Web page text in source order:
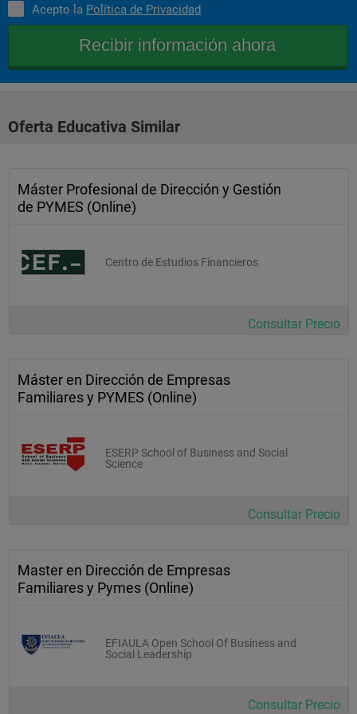
Acepto la Política de Privacidad
Oferta Educativa Similar
Máster Profesional de Dirección y Gestión
de PYMES (Online)
Centro de Estudios Financieros
Consultar Precio
Máster en Dirección de Empresas
Familiares y PYMES (Online)
ESERP School of Business and Social
Science
Consultar Precio
Master en Dirección de Empresas
Familiares y Pymes (Online)
EFIAULA Open School Of Business and
Social Leadership
Consultar Precio